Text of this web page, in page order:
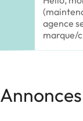
agence
marque/